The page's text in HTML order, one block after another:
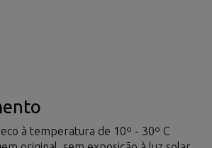
à temperatura de 10º - 30º C